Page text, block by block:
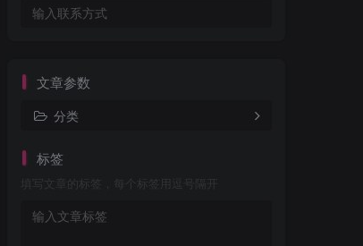
文章参数
分类
标签
填写文章的标签，每个标签用逗号隔开